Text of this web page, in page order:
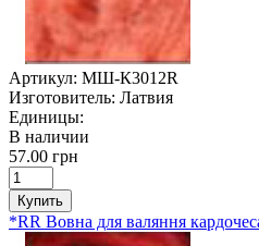
Артикул: МШ-К3012R
Изготовитель: Латвия
Единицы:
В наличии
57.00 грн
Купить
*RR Вовна для валяння